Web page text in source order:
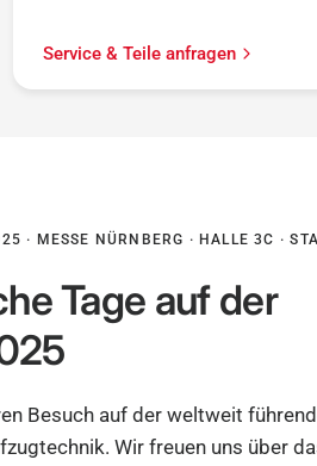
Service & Teile anfragen
· MESSE NÜRNBERG · HALLE 3C ·
Tage auf der
Besuch auf der weltweit
Wir freuen uns über